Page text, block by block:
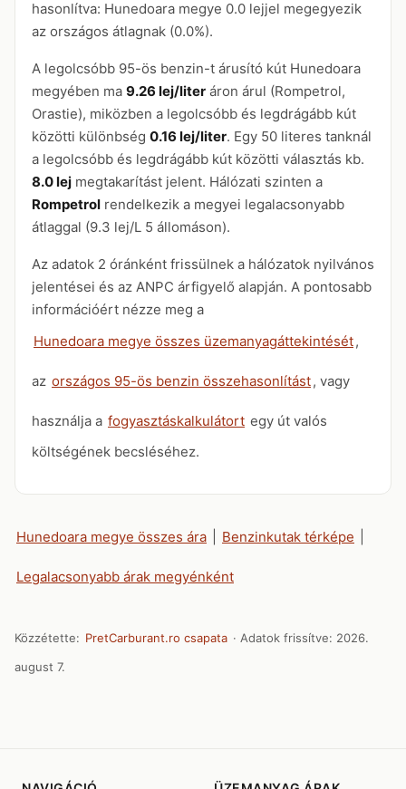
hasonlítva: Hunedoara megye 0.0 lejjel megegyezik
az országos átlagnak (0.0%).
A legolcsóbb 95-ös benzin-t árusító kút Hunedoara
megyében ma 9.26 lej/liter áron árul (Rompetrol,
Orastie), miközben a legolcsóbb és legdrágább kút
közötti különbség 0.16 lej/liter. Egy 50 literes tanknál
a legolcsóbb és legdrágább kút közötti választás kb.
8.0 lej megtakarítást jelent. Hálózati szinten a
Rompetrol rendelkezik a megyei legalacsonyabb
átlaggal (9.3 lej/L 5 állomáson).
Az adatok 2 óránként frissülnek a hálózatok nyilvános
jelentései és az ANPC árfigyelő alapján. A pontosabb
információért nézze meg a
Hunedoara megye összes üzemanyagáttekintését,
az országos 95-ös benzin összehasonlítást, vagy
használja a fogyasztáskalkulátort egy út valós
költségének becsléséhez.
Hunedoara megye összes ára Benzinkutak térképe
Legalacsonyabb árak megyénként
Közzétette: PretCarburant.ro csapata · Adatok frissítve: 2026.
august 7.